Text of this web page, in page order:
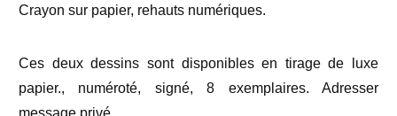
Crayon sur papier, rehauts numériques.
Ces deux dessins sont disponibles en tirage de luxe
papier., numéroté, signé, 8 exemplaires. Adresser
message privé.